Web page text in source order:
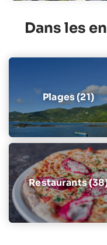
Dans les
Plages (21)
Restaurants